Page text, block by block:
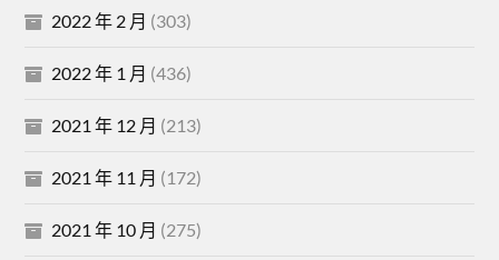
2022 年 2 月 (303)
2022 年 1 月 (436)
2021 年 12 月 (213)
2021 年 11 月 (172)
2021 年 10 月 (275)